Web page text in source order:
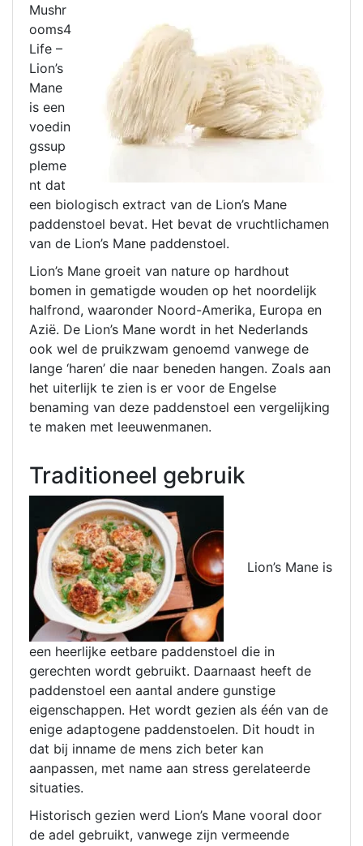
Mushr
ooms4
Life –
Lion’s
Mane
is een
voedin
gssup
pleme
nt dat
een biologisch extract van de Lion’s Mane
paddenstoel bevat. Het bevat de vruchtlichamen
van de Lion’s Mane paddenstoel.
Lion’s Mane groeit van nature op hardhout
bomen in gematigde wouden op het noordelijk
halfrond, waaronder Noord-Amerika, Europa en
Azië. De Lion’s Mane wordt in het Nederlands
ook wel de pruikzwam genoemd vanwege de
lange ‘haren’ die naar beneden hangen. Zoals aan
het uiterlijk te zien is er voor de Engelse
benaming van deze paddenstoel een vergelijking
te maken met leeuwenmanen.
Traditioneel gebruik
Lion’s Mane is
een heerlijke eetbare paddenstoel die in
gerechten wordt gebruikt. Daarnaast heeft de
paddenstoel een aantal andere gunstige
eigenschappen. Het wordt gezien als één van de
enige adaptogene paddenstoelen. Dit houdt in
dat bij inname de mens zich beter kan
aanpassen, met name aan stress gerelateerde
situaties.
Historisch gezien werd Lion’s Mane vooral door
de adel gebruikt, vanwege zijn vermeende